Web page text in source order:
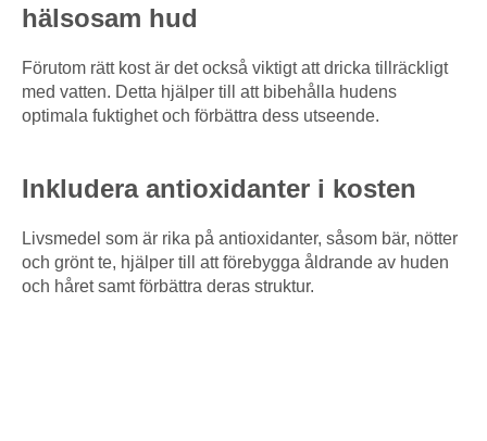
hälsosam hud
Förutom rätt kost är det också viktigt att dricka tillräckligt
med vatten. Detta hjälper till att bibehålla hudens
optimala fuktighet och förbättra dess utseende.
Inkludera antioxidanter i kosten
Livsmedel som är rika på antioxidanter, såsom bär, nötter
och grönt te, hjälper till att förebygga åldrande av huden
och håret samt förbättra deras struktur.